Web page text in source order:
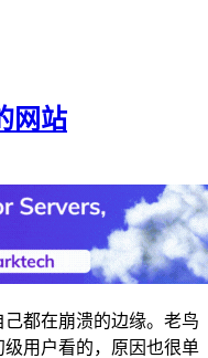
网站
都在崩溃的边缘。老鸟
用户看的，原因也很单